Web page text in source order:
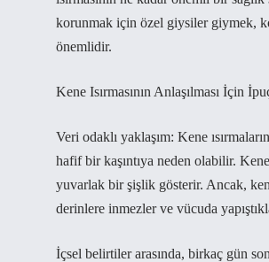
korunmak için özel giysiler giymek,
önemlidir.
Kene Isırmasının Anlaşılması İçin
Veri odaklı yaklaşım: Kene
hafif bir kaşıntıya neden olabilir.
yuvarlak bir şişlik gösterir. Ancak,
derinlere inmezler ve vücuda
İçsel belirtiler arasında, birkaç gün